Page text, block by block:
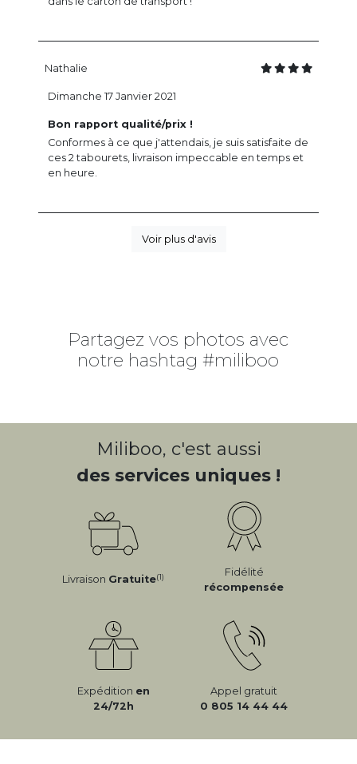
Nathalie
Bon rapport qualité/prix !
Conformes à ce que j'attendais, je suis satisfaite de
ces 2 tabourets, livraison impeccable en temps et
en heure.
Dimanche 17 Janvier 2021
Voir plus d'avis
Partagez vos photos avec
notre hashtag #miliboo
Miliboo, c'est aussi
des services uniques !
Livraison Gratuite(1)
Fidélité
récompensée
Expédition en
24/72h
Appel gratuit
0 805 14 44 44